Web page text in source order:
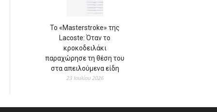
Το «Masterstroke» της
Lacoste: Όταν το
κροκοδειλάκι
παραχώρησε τη θέση του
στα απειλούμενα είδη
23 Ιουλίου 2026